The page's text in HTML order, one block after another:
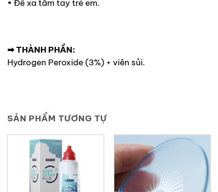
• Để xa tầm tay trẻ em.
➡ THÀNH PHẦN:
Hydrogen Peroxide (3%) + viên sủi.
SẢN PHẨM TƯƠNG TỰ